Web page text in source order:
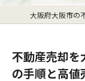
不動産売却を
の手順と高値